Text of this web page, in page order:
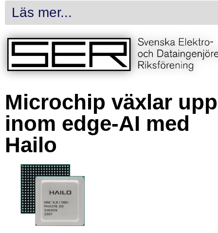
Läs mer...
Microchip växlar upp
inom edge-AI med
Hailo